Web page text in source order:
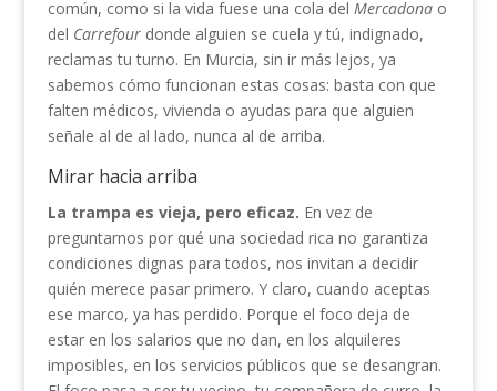
común, como si la vida fuese una cola del Mercadonao
del Carrefourdonde alguien se cuela y tú, indignado,
reclamas tu turno. En Murcia, sin ir más lejos, ya
sabemos cómo funcionan estas cosas: basta con que
falten médicos, vivienda o ayudas para que alguien
señale al de al lado, nunca al de arriba.
Mirar hacia arriba
La trampa es vieja, pero eficaz. En vez de
preguntarnos por qué una sociedad rica no garantiza
condiciones dignas para todos, nos invitan a decidir
quién merece pasar primero. Y claro, cuando aceptas
ese marco, ya has perdido. Porque el foco deja de
estar en los salarios que no dan, en los alquileres
imposibles, en los servicios públicos que se desangran.